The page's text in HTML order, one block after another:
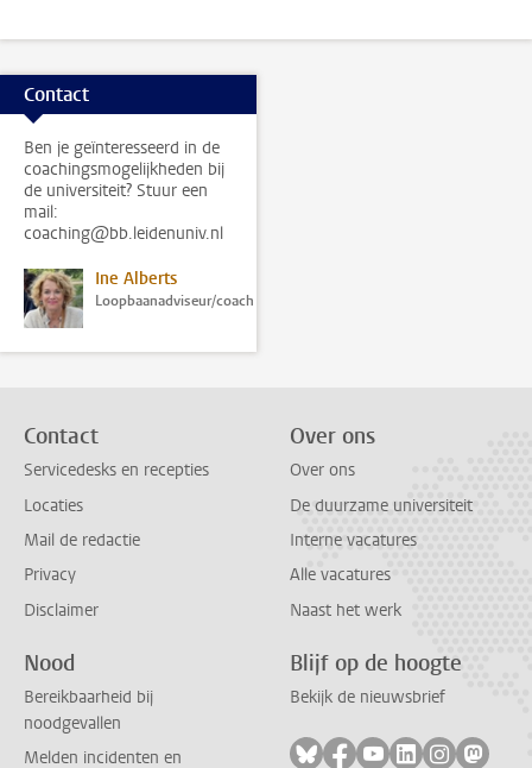
Contact
Ben je geïnteresseerd in de
coachingsmogelijkheden bij
de universiteit? Stuur een
mail:
coaching@bb.leidenuniv.nl
Ine Alberts
Loopbaanadviseur/coach
Contact
Servicedesks en recepties
Locaties
Mail de redactie
Privacy
Disclaimer
Over ons
Over ons
De duurzame universiteit
Interne vacatures
Alle vacatures
Naast het werk
Nood
Bereikbaarheid bij
noodgevallen
Melden incidenten en
Blijf op de hoogte
Bekijk de nieuwsbrief
Volg ons op bluesky
Volg ons op facebook
Volg ons op
Volg ons op
Volg ons
Volg